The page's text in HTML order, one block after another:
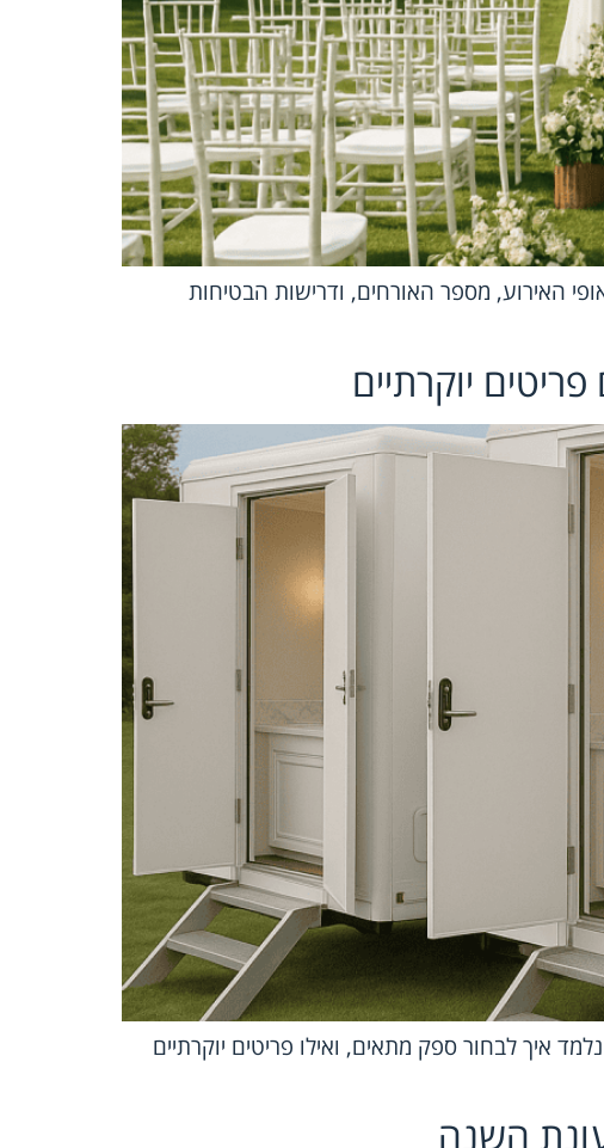
האירוע, מספר האורחים, ודרישות הבטיחות
יוקרתיים
איך לבחור ספק מתאים, ואילו פריטים יוקרתיים
השנה